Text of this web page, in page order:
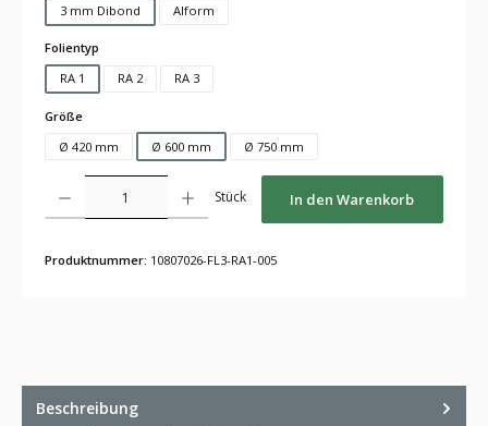
3 mm Dibond
Alform
Folientyp
RA 1
RA 2 RA 3
Größeauswählen
Ø 420 mm
Ø 600 mm Ø 750 mm
Stück In den Warenkorb
Produktnummer: 10807026-FL3-RA1-005
Beschreibung